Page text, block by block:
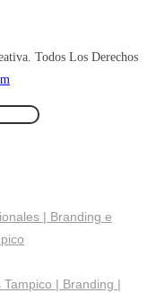
Todos Los Derechos
| Branding e
| Branding |